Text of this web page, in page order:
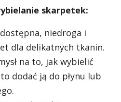
skarpetek:
niedroga i
dla delikatnych tkanin.
na to, jak wybielić
dodać ją do płynu lub